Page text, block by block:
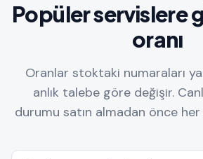
Popüler servislere
oranı
Oranlar stoktaki numaraları
anlık talebe göre değişir.
durumu satın almadan önce